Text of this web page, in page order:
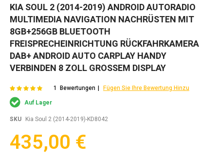
Zum
der
Bildgalerie
springen
KIA SOUL 2 (2014-2019) ANDROID AUTORADIO
MULTIMEDIA NAVIGATION NACHRÜSTEN MIT
8GB+256GB BLUETOOTH
FREISPRECHEINRICHTUNG​ RÜCKFAHRKAMERA
DAB+ ANDROID AUTO CARPLAY HANDY
VERBINDEN​ 8 ZOLL GROSSEM DISPLAY
Bewertung: % of 100
1 Bewertungen
Fügen Sie Ihre Bewertung Hinzu
Auf Lager
SKU Kia Soul 2 (2014-2019)-KD8042
435,00 €